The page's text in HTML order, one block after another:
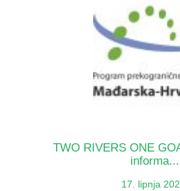
TWO RIVERS ONE
informa...
17. lipnja